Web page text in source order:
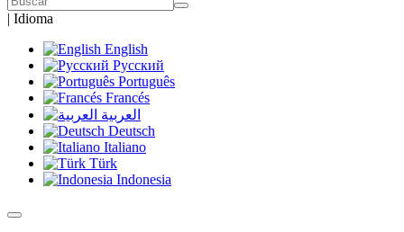
| Idioma
English
Русский
Português
Francés
العربية
Deutsch
Italiano
Türk
Indonesia